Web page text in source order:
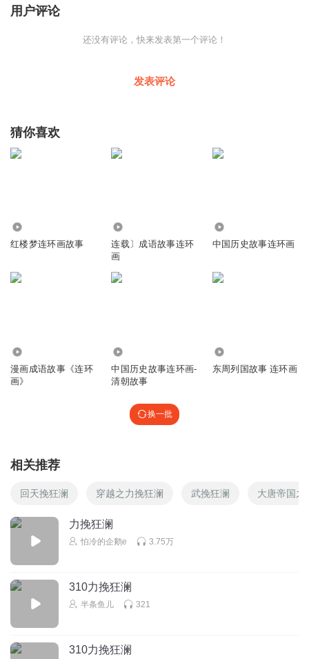
用户评论
还没有评论，快来发表第一个评论！
发表评论
猜你喜欢
红楼梦连环画故事
连载〕成语故事连环
画
中国历史故事连环画
漫画成语故事《连环
画》
中国历史故事连环画-
清朝故事
东周列国故事 连环画
换一批
相关推荐
回天挽狂澜 穿越之力挽狂澜 武挽狂澜 大唐帝国之
力挽狂澜
怕冷的企鹅e 3.75万
310力挽狂澜
半条鱼儿 321
310力挽狂澜